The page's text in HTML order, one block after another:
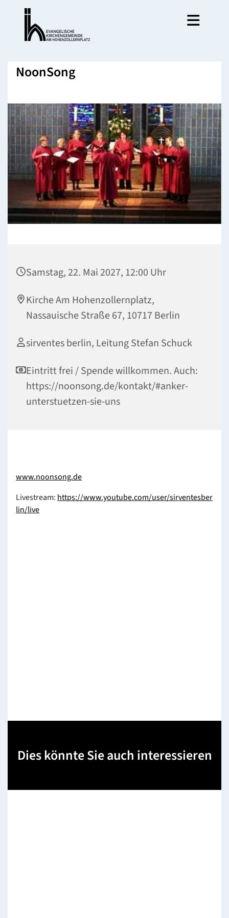
NoonSong
Samstag, 22. Mai 2027, 12:00 Uhr
Kirche Am Hohenzollernplatz,
Nassauische Straße 67, 10717 Berlin
sirventes berlin, Leitung Stefan Schuck
Eintritt frei / Spende willkommen. Auch:
https://noonsong.de/kontakt/#anker-
unterstuetzen-sie-uns
www.noonsong.de
Livestream: https://www.youtube.com/user/sirventesber
lin/live
Dies könnte Sie auch interessieren